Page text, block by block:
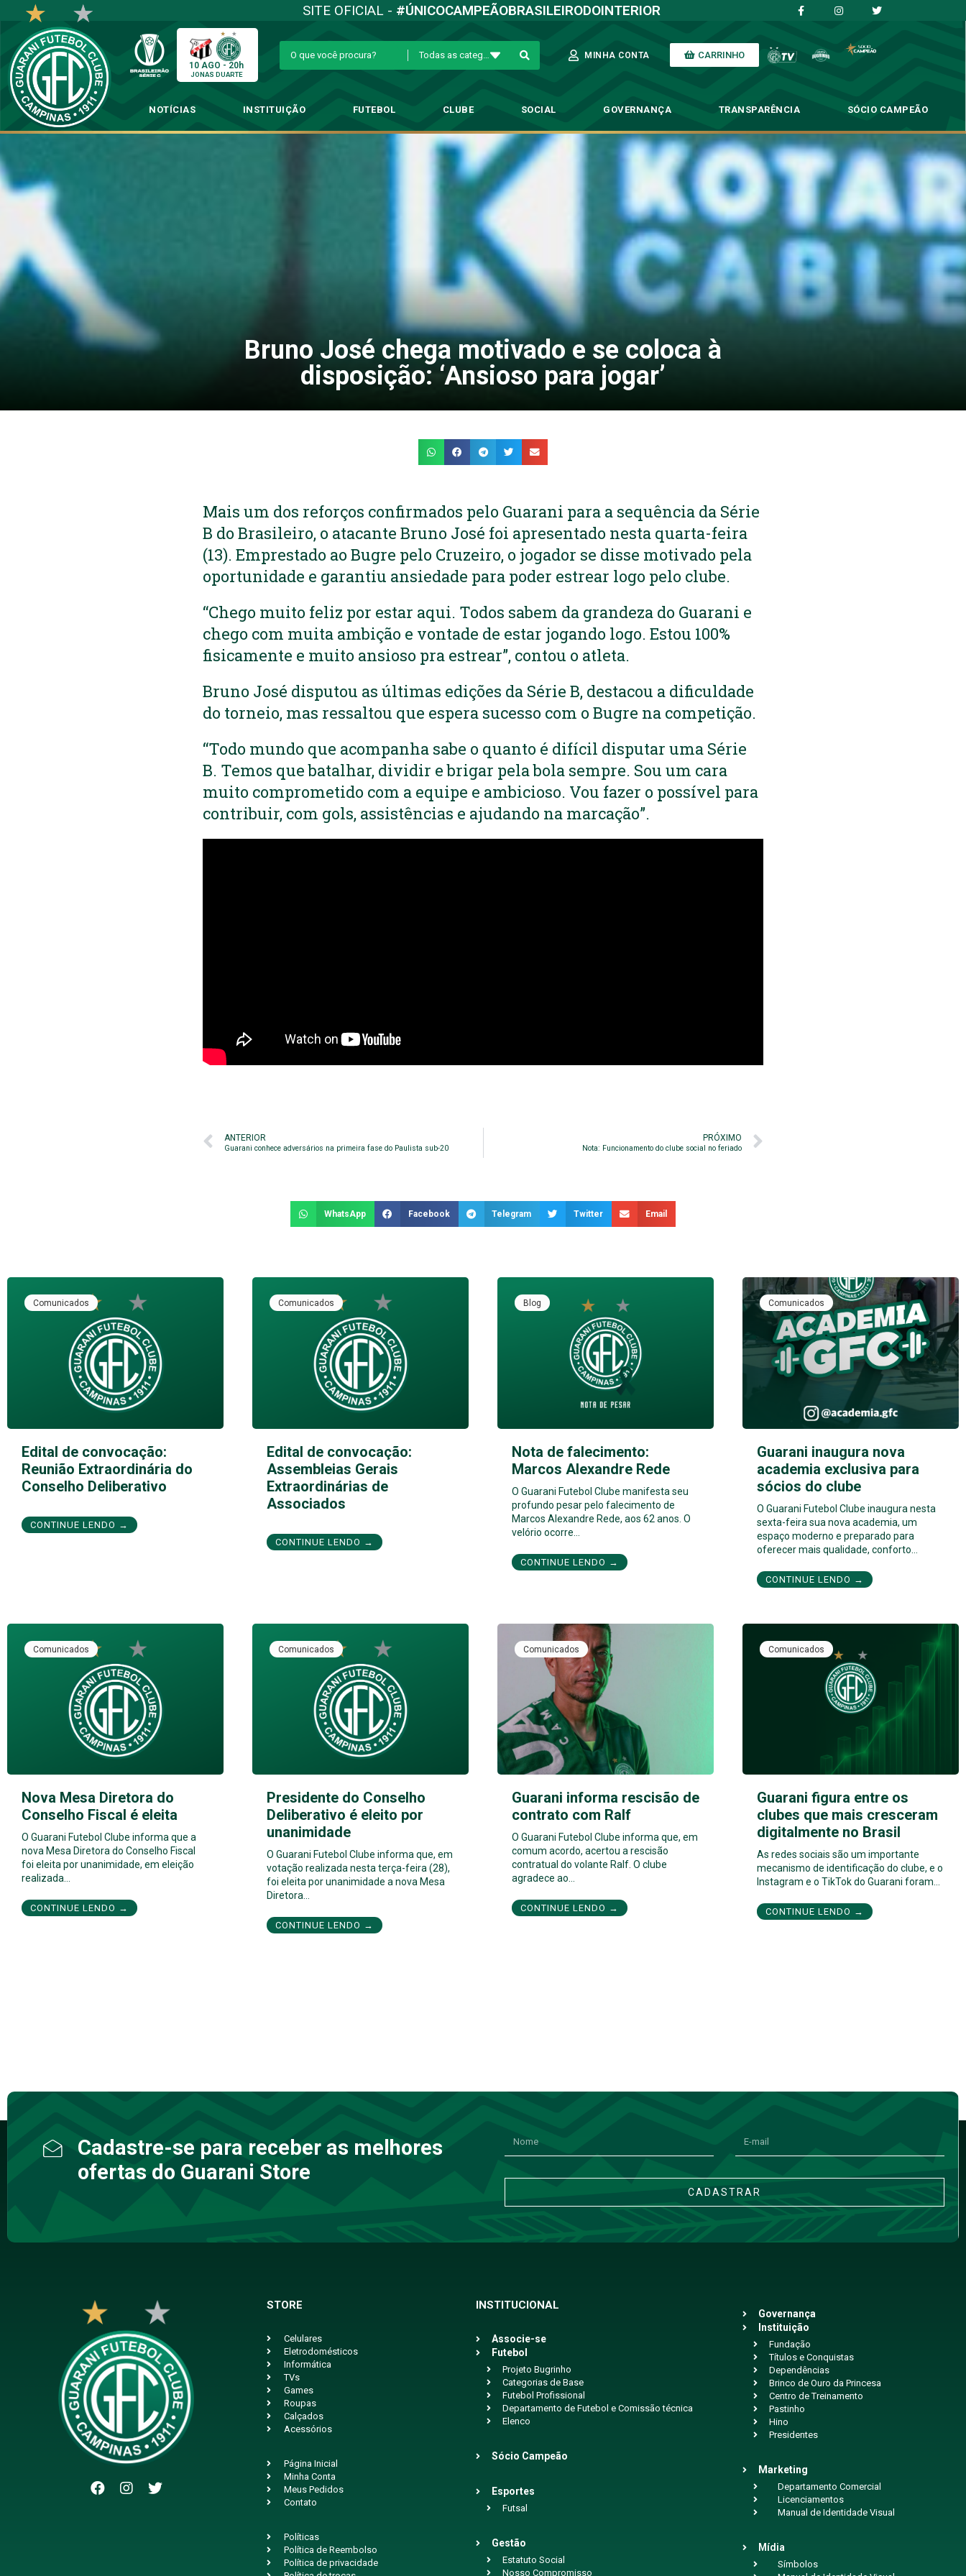
SITE OFICIAL - #ÚNICOCAMPEÃOBRASILEIRODOINTERIOR
10 AGO - 20h
JONAS DUARTE
MINHA CONTA CARRINHO
NOTÍCIAS INSTITUIÇÃO FUTEBOL CLUBE SOCIAL GOVERNANÇA TRANSPARÊNCIA SÓCIO CAMPEÃO
Bruno José chega motivado e se coloca à disposição: ‘Ansioso para jogar’
Bruno José chega motivado e se coloca à disposição: ‘Ansioso para jogar’
Bruno José chega motivado e se coloca à
disposição: ‘Ansioso para jogar’
Mais um dos reforços confirmados pelo Guarani para a sequência da Série
B do Brasileiro, o atacante Bruno José foi apresentado nesta quarta-feira
(13). Emprestado ao Bugre pelo Cruzeiro, o jogador se disse motivado pela
oportunidade e garantiu ansiedade para poder estrear logo pelo clube.
“Chego muito feliz por estar aqui. Todos sabem da grandeza do Guarani e
chego com muita ambição e vontade de estar jogando logo. Estou 100%
fisicamente e muito ansioso pra estrear”, contou o atleta.
Bruno José disputou as últimas edições da Série B, destacou a dificuldade
do torneio, mas ressaltou que espera sucesso com o Bugre na competição.
“Todo mundo que acompanha sabe o quanto é difícil disputar uma Série
B. Temos que batalhar, dividir e brigar pela bola sempre. Sou um cara
muito comprometido com a equipe e ambicioso. Vou fazer o possível para
contribuir, com gols, assistências e ajudando na marcação”.
ANTERIOR
Guarani conhece adversários na primeira fase do Paulista sub-20
PRÓXIMO
Nota: Funcionamento do clube social no feriado
WhatsApp Facebook Telegram Twitter Email
Comunicados
Edital de convocação:
Reunião Extraordinária do
Conselho Deliberativo
CONTINUE LENDO →
Comunicados
Edital de convocação:
Assembleias Gerais
Extraordinárias de
Associados
CONTINUE LENDO →
Blog
Nota de falecimento:
Marcos Alexandre Rede
O Guarani Futebol Clube manifesta seu
profundo pesar pelo falecimento de
Marcos Alexandre Rede, aos 62 anos. O
velório ocorre…
CONTINUE LENDO →
Comunicados
Guarani inaugura nova
academia exclusiva para
sócios do clube
O Guarani Futebol Clube inaugura nesta
sexta-feira sua nova academia, um
espaço moderno e preparado para
oferecer mais qualidade, conforto…
CONTINUE LENDO →
Comunicados
Nova Mesa Diretora do
Conselho Fiscal é eleita
O Guarani Futebol Clube informa que a
nova Mesa Diretora do Conselho Fiscal
foi eleita por unanimidade, em eleição
realizada…
CONTINUE LENDO →
Comunicados
Presidente do Conselho
Deliberativo é eleito por
unanimidade
O Guarani Futebol Clube informa que, em
votação realizada nesta terça-feira (28),
foi eleita por unanimidade a nova Mesa
Diretora…
CONTINUE LENDO →
Comunicados
Guarani informa rescisão de
contrato com Ralf
O Guarani Futebol Clube informa que, em
comum acordo, acertou a rescisão
contratual do volante Ralf. O clube
agradece ao…
CONTINUE LENDO →
Comunicados
Guarani figura entre os
clubes que mais cresceram
digitalmente no Brasil
As redes sociais são um importante
mecanismo de identificação do clube, e o
Instagram e o TikTok do Guarani foram…
CONTINUE LENDO →
Cadastre-se para receber as melhores
ofertas do Guarani Store
CADASTRAR
STORE
Celulares
Eletrodomésticos
Informática
TVs
Games
Roupas
Calçados
Acessórios
Página Inicial
Minha Conta
Meus Pedidos
Contato
Políticas
Política de Reembolso
Política de privacidade
INSTITUCIONAL
Associe-se
Futebol
Projeto Bugrinho
Categorias de Base
Futebol Profissional
Departamento de Futebol e Comissão técnica
Elenco
Sócio Campeão
Esportes
Futsal
Gestão
Estatuto Social
Nosso Compromisso
Governança
Instituição
Fundação
Títulos e Conquistas
Dependências
Brinco de Ouro da Princesa
Centro de Treinamento
Pastinho
Hino
Presidentes
Marketing
Departamento Comercial
Licenciamentos
Manual de Identidade Visual
Mídia
Símbolos